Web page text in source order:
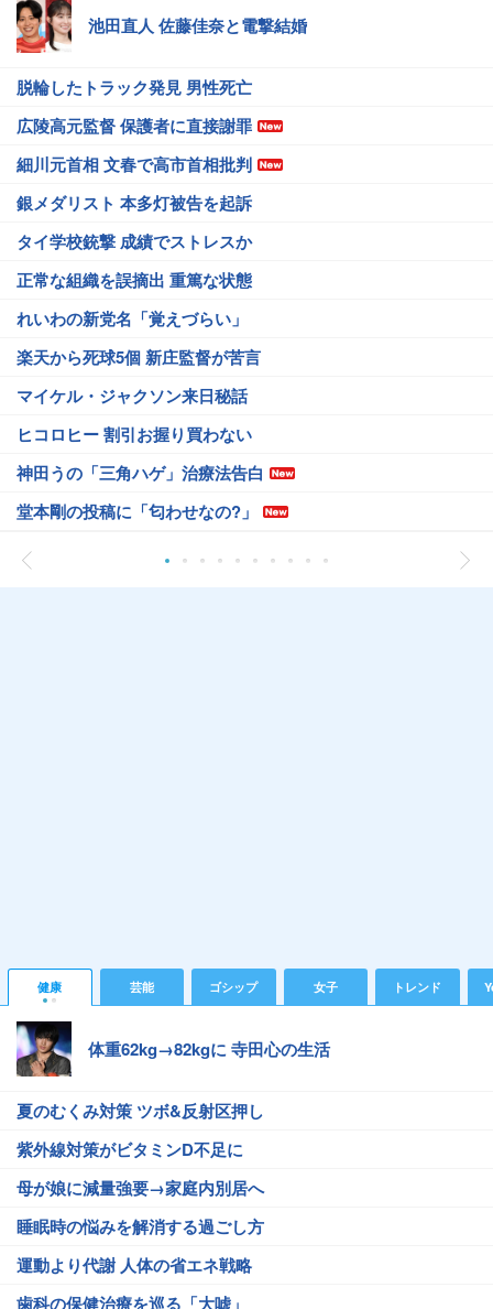
池田直人 佐藤佳奈と電撃結婚
脱輪したトラック発見 男性死亡
広陵高元監督 保護者に直接謝罪
細川元首相 文春で高市首相批判
銀メダリスト 本多灯被告を起訴
タイ学校銃撃 成績でストレスか
正常な組織を誤摘出 重篤な状態
れいわの新党名「覚えづらい」
楽天から死球5個 新庄監督が苦言
マイケル・ジャクソン来日秘話
ヒコロヒー 割引お握り買わない
神田うの「三角ハゲ」治療法告白
堂本剛の投稿に「匂わせなの?」
健康 芸能 ゴシップ 女子 トレンド
体重62kg→82kgに 寺田心の生活
夏のむくみ対策 ツボ&反射区押し
紫外線対策がビタミンD不足に
母が娘に減量強要→家庭内別居へ
睡眠時の悩みを解消する過ごし方
運動より代謝 人体の省エネ戦略
歯科の保健治療を巡る「大嘘」